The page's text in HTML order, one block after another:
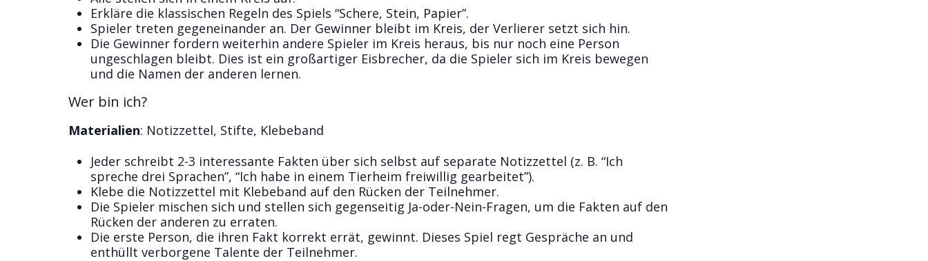
Erkläre die klassischen Regeln des Spiels “Schere, Stein, Papier”.
Spieler treten gegeneinander an. Der Gewinner bleibt im Kreis, der Verlierer setzt sich hin.
Die Gewinner fordern weiterhin andere Spieler im Kreis heraus, bis nur noch eine Person
ungeschlagen bleibt. Dies ist ein großartiger Eisbrecher, da die Spieler sich im Kreis bewegen
und die Namen der anderen lernen.
Wer bin ich?
Materialien: Notizzettel, Stifte, Klebeband
Jeder schreibt 2-3 interessante Fakten über sich selbst auf separate Notizzettel (z. B. “Ich
spreche drei Sprachen”, “Ich habe in einem Tierheim freiwillig gearbeitet”).
Klebe die Notizzettel mit Klebeband auf den Rücken der Teilnehmer.
Die Spieler mischen sich und stellen sich gegenseitig Ja-oder-Nein-Fragen, um die Fakten auf den
Rücken der anderen zu erraten.
Die erste Person, die ihren Fakt korrekt errät, gewinnt. Dieses Spiel regt Gespräche an und
enthüllt verborgene Talente der Teilnehmer.